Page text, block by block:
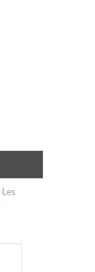
Les